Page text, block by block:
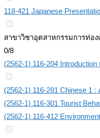
118-421 Japanese
สาขาวิชาอุตสาหกรรมการท่อง
0/8
(2562-1) 116-204
(2562-1) 116-281 Chinese 1
(2562-1) 116-301 Tourist
(2562-1) 116-412